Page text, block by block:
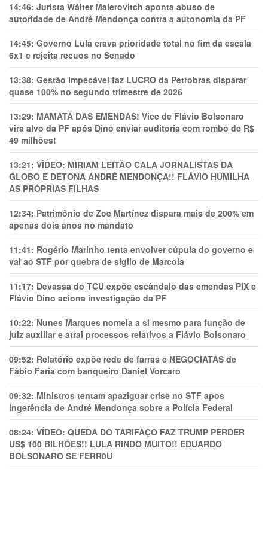
14:46: Jurista Wálter Maierovitch aponta abuso de
autoridade de André Mendonça contra a autonomia da PF
14:45: Governo Lula crava prioridade total no fim da escala
6x1 e rejeita recuos no Senado
13:38: Gestão impecável faz LUCRO da Petrobras disparar
quase 100% no segundo trimestre de 2026
13:29: MAMATA DAS EMENDAS! Vice de Flávio Bolsonaro
vira alvo da PF após Dino enviar auditoria com rombo de R$
49 milhões!
13:21: VÍDEO: MIRIAM LEITÃO CALA JORNALISTAS DA
GLOBO E DETONA ANDRÉ MENDONÇA!! FLÁVIO HUMILHA
AS PRÓPRIAS FILHAS
12:34: Patrimônio de Zoe Martínez dispara mais de 200% em
apenas dois anos no mandato
11:41: Rogério Marinho tenta envolver cúpula do governo e
vai ao STF por quebra de sigilo de Marcola
11:17: Devassa do TCU expõe escândalo das emendas PIX e
Flávio Dino aciona investigação da PF
10:22: Nunes Marques nomeia a si mesmo para função de
juiz auxiliar e atrai processos relativos a Flávio Bolsonaro
09:52: Relatório expõe rede de farras e NEGOCIATAS de
Fábio Faria com banqueiro Daniel Vorcaro
09:32: Ministros tentam apaziguar crise no STF apos
ingerência de André Mendonça sobre a Polícia Federal
08:24: VÍDEO: QUEDA DO TARIFAÇO FAZ TRUMP PERDER
US$ 100 BILHÕES!! LULA RINDO MUITO!! EDUARDO
BOLSONARO SE FERR0U